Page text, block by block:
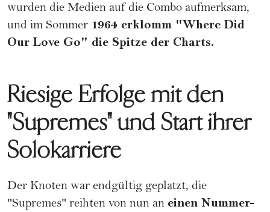
wurden die Medien auf die Combo aufmerksam,
und im Sommer 1964 erklomm "Where Did
Our Love Go" die Spitze der Charts.
Riesige Erfolge mit den
"Supremes" und Start ihrer
Solokarriere
Der Knoten war endgültig geplatzt, die
"Supremes" reihten von nun an einen Nummer-